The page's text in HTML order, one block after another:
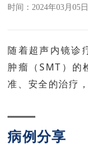
时间：2024年03月
随着超声内镜诊
肿瘤（SMT）的
准、安全的治疗
—
病例分享